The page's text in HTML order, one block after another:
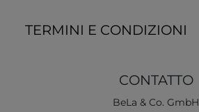
TERMINI E CONDIZIONI
CONTATTO
BeLa & Co. GmbH